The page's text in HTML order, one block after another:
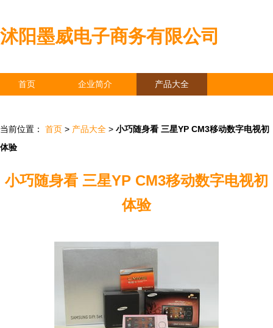
沭阳墨威电子商务有限公司
首页 企业简介 产品大全
当前位置： 首页 > 产品大全 > 小巧随身看 三星YP CM3移动数字电视初
体验
小巧随身看 三星YP CM3移动数字电视初
体验